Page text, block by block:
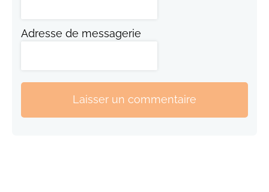
Adresse de messagerie
Laisser un commentaire